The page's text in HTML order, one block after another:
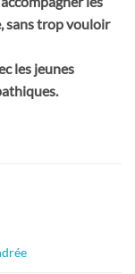
sans trop vouloir
les jeunes